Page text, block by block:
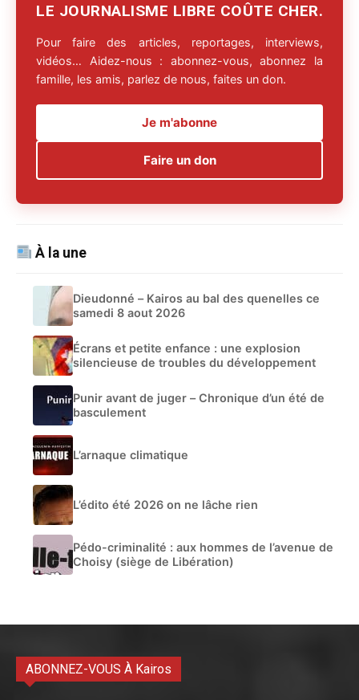
LE JOURNALISME LIBRE COÛTE CHER.
Pour faire des articles, reportages, interviews,
vidéos… Aidez-nous : abonnez-vous, abonnez la
famille, les amis, parlez de nous, faites un don.
Je m'abonne
Faire un don
À la une
Dieudonné – Kairos au bal des quenelles ce
samedi 8 aout 2026
Écrans et petite enfance : une explosion
silencieuse de troubles du développement
Punir avant de juger – Chronique d’un été de
basculement
L’arnaque climatique
L’édito été 2026 on ne lâche rien
Pédo-criminalité : aux hommes de l’avenue de
Choisy (siège de Libération)
ABONNEZ-VOUS À Kairos